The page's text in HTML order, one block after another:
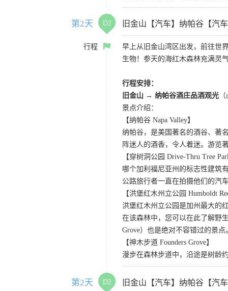
第2天 D2 旧金山【汽车】纳帕谷【汽
行程
早上从旧金山湾区出发，前往世
生物！参天的海红木森林充满灵
行程安排：
旧金山 → 纳帕谷酒庄品酒观光
景点介绍：
【纳帕谷 Napa Valley】
纳帕谷，是美国著名的酒谷、著
阵迷人的酒香，令人着迷。游览
【穿树洞公园 Drive-Thru Tree
哪个加利福尼亚州的标志性建筑
公路旅行者一直在拍摄他们的汽
【洪堡红木州立公园 Humboldt
洪堡红木州立公园是加州最大的
在该森林中，您可以在此了解野
Grove）也是绝对不容错过的景点
【神木步道 Founders Grove】
漫步在森林步道中，沿途是树龄
第2天 D2 旧金山【汽车】纳帕谷【汽